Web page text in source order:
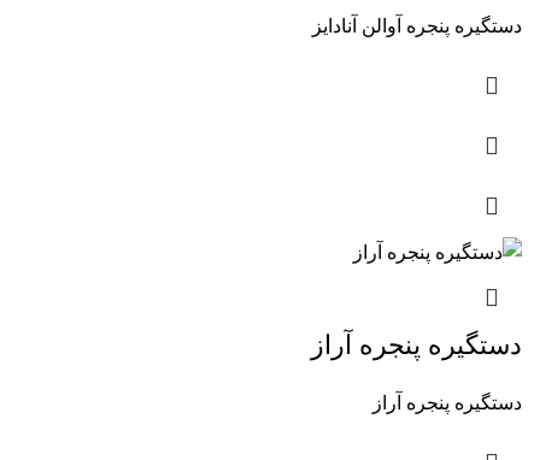
دستگیره پنجره آوالن آنادایز
دستگیره پنجره آراز
دستگیره پنجره آراز